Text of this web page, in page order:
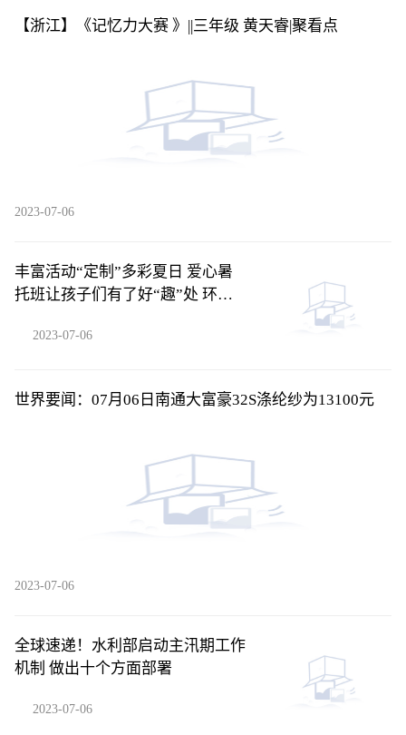
【浙江】《记忆力大赛 》||三年级 黄天睿​|聚看点
2023-07-06
丰富活动“定制”多彩夏日 爱心暑
托班让孩子们有了好“趣”处 环球
2023-07-06
世界要闻：07月06日南通大富豪32S涤纶纱为13100元
2023-07-06
全球速递！水利部启动主汛期工作
机制 做出十个方面部署
2023-07-06